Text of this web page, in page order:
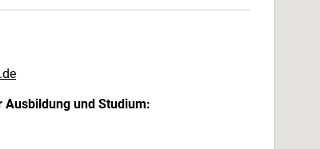
und Studium: